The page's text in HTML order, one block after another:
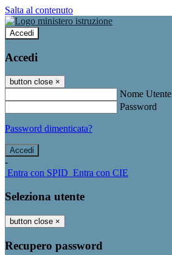
Salta al contenuto
Accedi
Accedi
button close ×
Nome Utente
Password
Password dimenticata?
-
Entra con SPID Entra con CIE
Seleziona utente
button close ×
Recupero password